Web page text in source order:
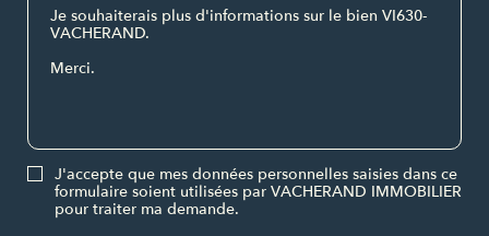
J'accepte que mes données personnelles saisies dans ce
formulaire soient utilisées par VACHERAND IMMOBILIER
pour traiter ma demande.